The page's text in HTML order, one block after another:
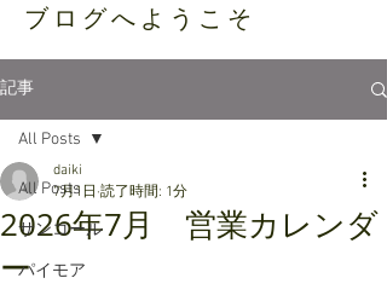
ブログへようこそ
記事
All Posts
サンコール
パイモア
All Posts
2026年7月 営業カレンダ
ー
daiki
7月1日 読了時間: 1分